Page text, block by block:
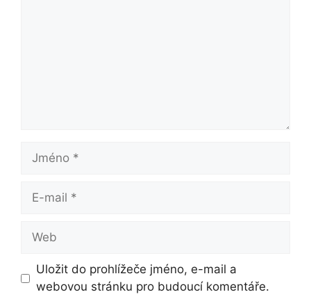
Jméno
Web
Uložit do prohlížeče jméno, e-mail a
webovou stránku pro budoucí komentáře.